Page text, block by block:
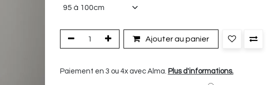
Ajouter au panier
Paiement en 3 ou 4x avec Alma. Plus d'informations.